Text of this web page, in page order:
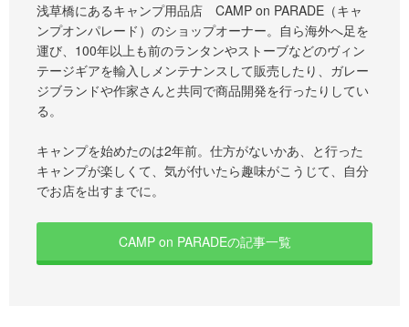
浅草橋にあるキャンプ用品店 CAMP on PARADE（キャ
ンプオンパレード）のショップオーナー。自ら海外へ足を
運び、100年以上も前のランタンやストーブなどのヴィン
テージギアを輸入しメンテナンスして販売したり、ガレー
ジブランドや作家さんと共同で商品開発を行ったりしてい
る。
キャンプを始めたのは2年前。仕方がないかあ、と行った
キャンプが楽しくて、気が付いたら趣味がこうじて、自分
でお店を出すまでに。
CAMP on PARADEの記事一覧